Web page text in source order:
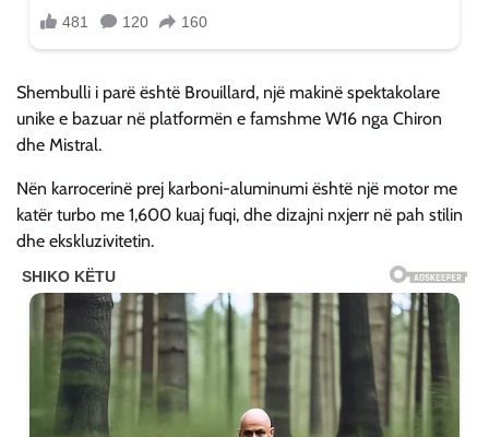
Shembulli i parë është Brouillard, një makinë spektakolare
unike e bazuar në platformën e famshme W16 nga Chiron
dhe Mistral.
Nën karrocerinë prej karboni-aluminumi është një motor me
katër turbo me 1,600 kuaj fuqi, dhe dizajni nxjerr në pah stilin
dhe ekskluzivitetin.